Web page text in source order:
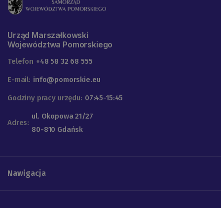
Urząd Marszałkowski
Województwa Pomorskiego
Telefon +48 58 32 68 555
E-mail: info@pomorskie.eu
Godziny pracy urzędu: 07:45-15:45
Adres:
ul. Okopowa 21/27
80-810 Gdańsk
Nawigacja